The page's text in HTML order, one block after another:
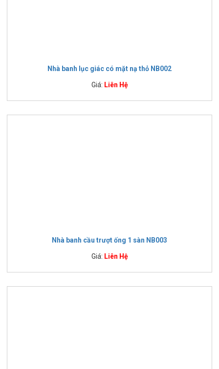
Nhà banh lục giác có mặt nạ thỏ NB002
Giá: Liên Hệ
Nhà banh cầu trượt ống 1 sàn NB003
Giá: Liên Hệ